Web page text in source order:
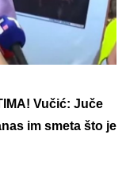
Vučić: Juče
im smeta što je